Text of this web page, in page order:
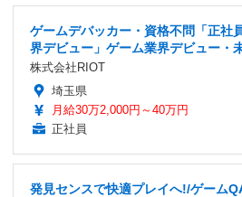
ゲームデバッカー・資格不問「正社
界デビュー」ゲーム業界デビュー・
株式会社RIOT
埼玉県
月給30万2,000円～40万円
正社員
発見センスで快適プレイへ!/ゲーム